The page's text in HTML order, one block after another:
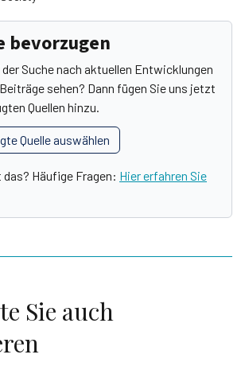
bevorzugen
Suche nach aktuellen Entwicklungen
sehen? Dann fügen Sie uns jetzt
Quellen hinzu.
Quelle auswählen
Häufige Fragen: Hier erfahren Sie
Sie auch